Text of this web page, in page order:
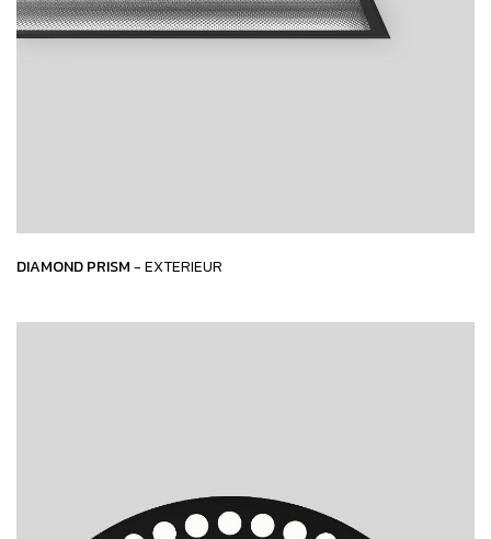
DIAMOND PRISM- EXTERIEUR